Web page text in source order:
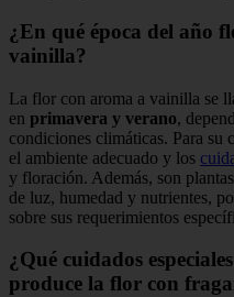
¿En qué época del año
vainilla?
La flor con aroma a vainilla se
en primavera y verano,
condiciones climáticas. Para
el ambiente adecuado y los
y floración. Además, son
de luz, humedad y nutrientes,
sobre sus requerimientos
¿Qué cuidados
produce la flor con